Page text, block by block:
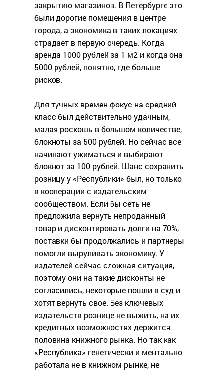
закрытию магазинов. В Петербурге это
были дорогие помещения в центре
города, а экономика в таких локациях
страдает в первую очередь. Когда
аренда 1000 рублей за 1 м2 и когда она
5000 рублей, понятно, где больше
рисков.
Для тучных времен фокус на средний
класс был действительно удачным,
малая роскошь в большом количестве,
блокноты за 500 рублей. Но сейчас все
начинают ужиматься и выбирают
блокнот за 100 рублей. Шанс сохранить
розницу у «Республики» был, но только
в кооперации с издательским
сообществом. Если бы сеть не
предложила вернуть непроданный
товар и дисконтировать долги на 70%,
поставки бы продолжались и партнеры
помогли выруливать экономику. У
издателей сейчас сложная ситуация,
поэтому они на такие дисконты не
согласились, некоторые пошли в суд и
хотят вернуть свое. Без ключевых
издательств рознице не выжить, на их
кредитных возможностях держится
половина книжного рынка. Но так как
«Республика» генетически и ментально
работала не в книжном рынке, не